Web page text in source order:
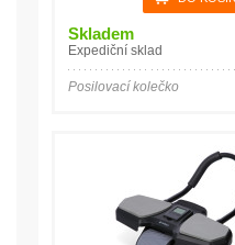
Skladem
Expediční sklad
Posilovací kolečko